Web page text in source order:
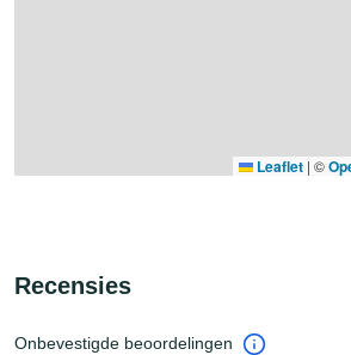
Leaflet | ©
Recensies
Onbevestigde beoordelingen